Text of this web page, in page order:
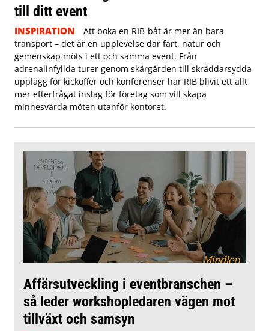
till ditt event
INSPIRATION
Att boka en RIB-båt är mer än bara
transport – det är en upplevelse där fart, natur och
gemenskap möts i ett och samma event. Från
adrenalinfyllda turer genom skärgården till skräddarsydda
upplägg för kickoffer och konferenser har RIB blivit ett allt
mer efterfrågat inslag för företag som vill skapa
minnesvärda möten utanför kontoret.
Affärsutveckling i eventbranschen –
så leder workshopledaren vägen mot
tillväxt och samsyn